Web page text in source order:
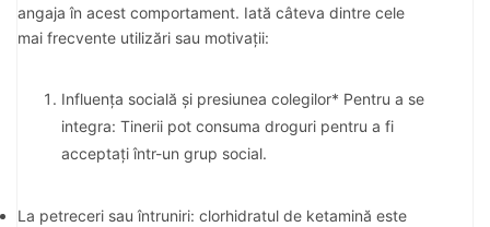
angaja în acest comportament. Iată câteva dintre cele
mai frecvente utilizări sau motivații:
Influența socială și presiunea colegilor* Pentru a se
integra: Tinerii pot consuma droguri pentru a fi
acceptați într-un grup social.
La petreceri sau întruniri: clorhidratul de ketamină este